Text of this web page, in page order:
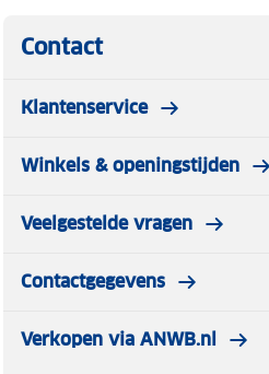
Contact
Klantenservice
Winkels & openingstijden
Veelgestelde vragen
Contactgegevens
Verkopen via ANWB.nl